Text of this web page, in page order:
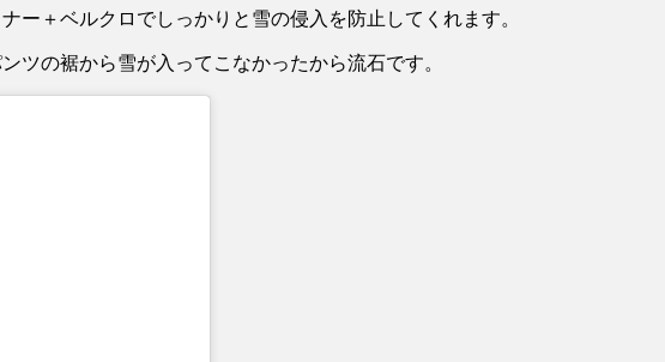
ー＋ベルクロでしっかりと雪の侵入を防止してくれます。
ツの裾から雪が入ってこなかったから流石です。